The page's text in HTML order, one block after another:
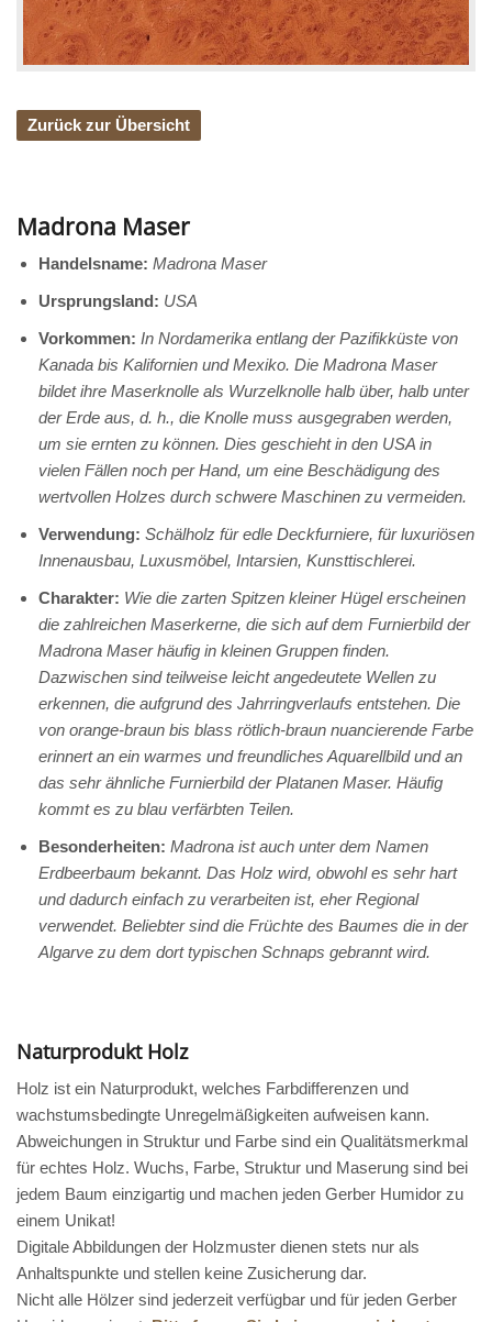
Zurück zur Übersicht
Madrona Maser
Handelsname: Madrona Maser
Ursprungsland: USA
Vorkommen: In Nordamerika entlang der Pazifikküste von
Kanada bis Kalifornien und Mexiko. Die Madrona Maser
bildet ihre Maserknolle als Wurzelknolle halb über, halb unter
der Erde aus, d. h., die Knolle muss ausgegraben werden,
um sie ernten zu können. Dies geschieht in den USA in
vielen Fällen noch per Hand, um eine Beschädigung des
wertvollen Holzes durch schwere Maschinen zu vermeiden.
Verwendung: Schälholz für edle Deckfurniere, für luxuriösen
Innenausbau, Luxusmöbel, Intarsien, Kunsttischlerei.
Charakter: Wie die zarten Spitzen kleiner Hügel erscheinen
die zahlreichen Maserkerne, die sich auf dem Furnierbild der
Madrona Maser häufig in kleinen Gruppen finden.
Dazwischen sind teilweise leicht angedeutete Wellen zu
erkennen, die aufgrund des Jahrringverlaufs entstehen. Die
von orange-braun bis blass rötlich-braun nuancierende Farbe
erinnert an ein warmes und freundliches Aquarellbild und an
das sehr ähnliche Furnierbild der Platanen Maser. Häufig
kommt es zu blau verfärbten Teilen.
Besonderheiten: Madrona ist auch unter dem Namen
Erdbeerbaum bekannt. Das Holz wird, obwohl es sehr hart
und dadurch einfach zu verarbeiten ist, eher Regional
verwendet. Beliebter sind die Früchte des Baumes die in der
Algarve zu dem dort typischen Schnaps gebrannt wird.
Naturprodukt Holz
Holz ist ein Naturprodukt, welches Farbdifferenzen und
wachstumsbedingte Unregelmäßigkeiten aufweisen kann.
Abweichungen in Struktur und Farbe sind ein Qualitätsmerkmal
für echtes Holz. Wuchs, Farbe, Struktur und Maserung sind bei
jedem Baum einzigartig und machen jeden Gerber Humidor zu
einem Unikat!
Digitale Abbildungen der Holzmuster dienen stets nur als
Anhaltspunkte und stellen keine Zusicherung dar.
Nicht alle Hölzer sind jederzeit verfügbar und für jeden Gerber